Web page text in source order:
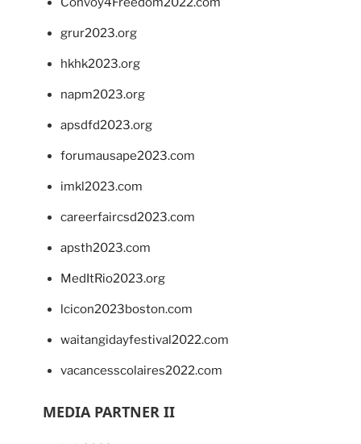
grur2023.org
hkhk2023.org
napm2023.org
apsdfd2023.org
forumausape2023.com
imkl2023.com
careerfaircsd2023.com
apsth2023.com
MedItRio2023.org
lcicon2023boston.com
waitangidayfestival2022.com
vacancesscolaires2022.com
MEDIA PARTNER II